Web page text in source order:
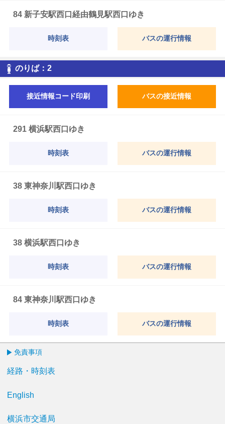
84 新子安駅西口経由鶴見駅西口ゆき
時刻表 バスの運行情報
のりば： 2
接近情報コード印刷 バスの接近情報
291 横浜駅西口ゆき
時刻表 バスの運行情報
38 東神奈川駅西口ゆき
時刻表 バスの運行情報
38 横浜駅西口ゆき
時刻表 バスの運行情報
84 東神奈川駅西口ゆき
時刻表 バスの運行情報
免責事項
経路・時刻表
English
横浜市交通局